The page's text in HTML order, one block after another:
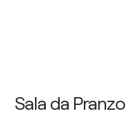
Sala da Pranzo